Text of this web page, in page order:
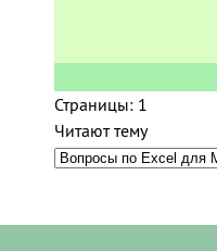
Страницы: 1
Читают тему